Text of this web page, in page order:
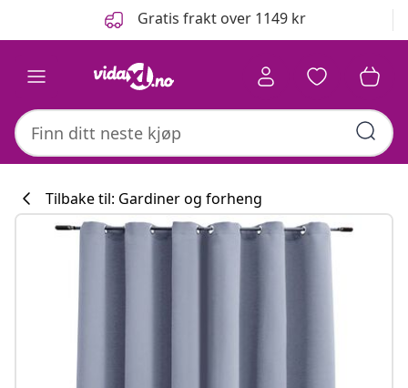
Gratis frakt over 1149 kr
Tilbake til: Gardiner og forheng